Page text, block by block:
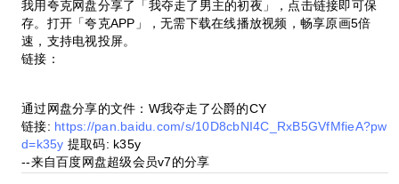
我用夸克网盘分享了「我夺走了男主的初夜」，点击链接即可保
存。打开「夸克APP」，无需下载在线播放视频，畅享原画5倍
速，支持电视投屏。
链接：
通过网盘分享的文件：W我夺走了公爵的CY
链接: https://pan.baidu.com/s/10D8cbNI4C_RxB5GVfMfieA?pw
d=k35y 提取码: k35y
--来自百度网盘超级会员v7的分享